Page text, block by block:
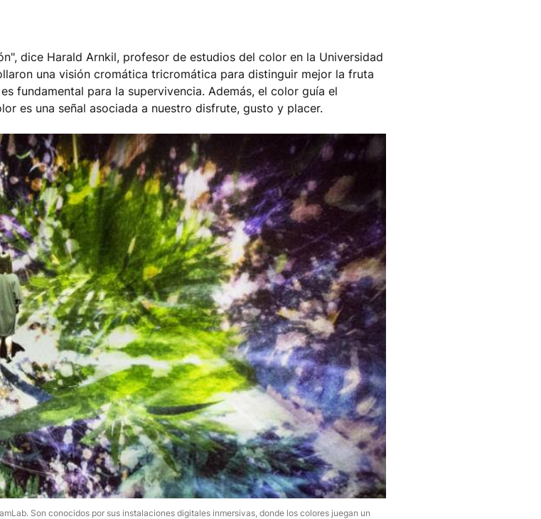
dice Harald Arnkil, profesor de estudios del color en la Universidad
una visión cromática tricromática para distinguir mejor la fruta
fundamental para la supervivencia. Además, el color guía el
es una señal asociada a nuestro disfrute, gusto y placer.
Son conocidos por sus instalaciones digitales inmersivas, donde los colores juegan un